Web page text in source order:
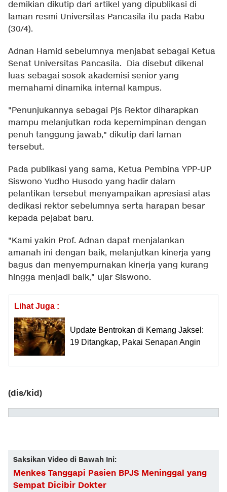
demikian dikutip dari artikel yang dipublikasi di
laman resmi Universitas Pancasila itu pada Rabu
(30/4).
Adnan Hamid sebelumnya menjabat sebagai Ketua
Senat Universitas Pancasila. Dia disebut dikenal
luas sebagai sosok akademisi senior yang
memahami dinamika internal kampus.
"Penunjukannya sebagai Pjs Rektor diharapkan
mampu melanjutkan roda kepemimpinan dengan
penuh tanggung jawab," dikutip dari laman
tersebut.
Pada publikasi yang sama, Ketua Pembina YPP-UP
Siswono Yudho Husodo yang hadir dalam
pelantikan tersebut menyampaikan apresiasi atas
dedikasi rektor sebelumnya serta harapan besar
kepada pejabat baru.
"Kami yakin Prof. Adnan dapat menjalankan
amanah ini dengan baik, melanjutkan kinerja yang
bagus dan menyempurnakan kinerja yang kurang
hingga menjadi baik," ujar Siswono.
Lihat Juga :
Update Bentrokan di Kemang Jaksel:
19 Ditangkap, Pakai Senapan Angin
(dis/kid)
Saksikan Video di Bawah Ini:
Menkes Tanggapi Pasien BPJS Meninggal yang
Sempat Dicibir Dokter